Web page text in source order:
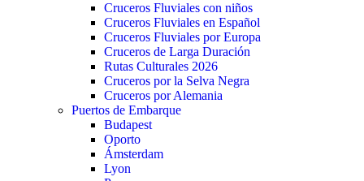
Cruceros Fluviales con niños
Cruceros Fluviales en Español
Cruceros Fluviales por Europa
Cruceros de Larga Duración
Rutas Culturales 2026
Cruceros por la Selva Negra
Cruceros por Alemania
Puertos de Embarque
Budapest
Oporto
Ámsterdam
Lyon